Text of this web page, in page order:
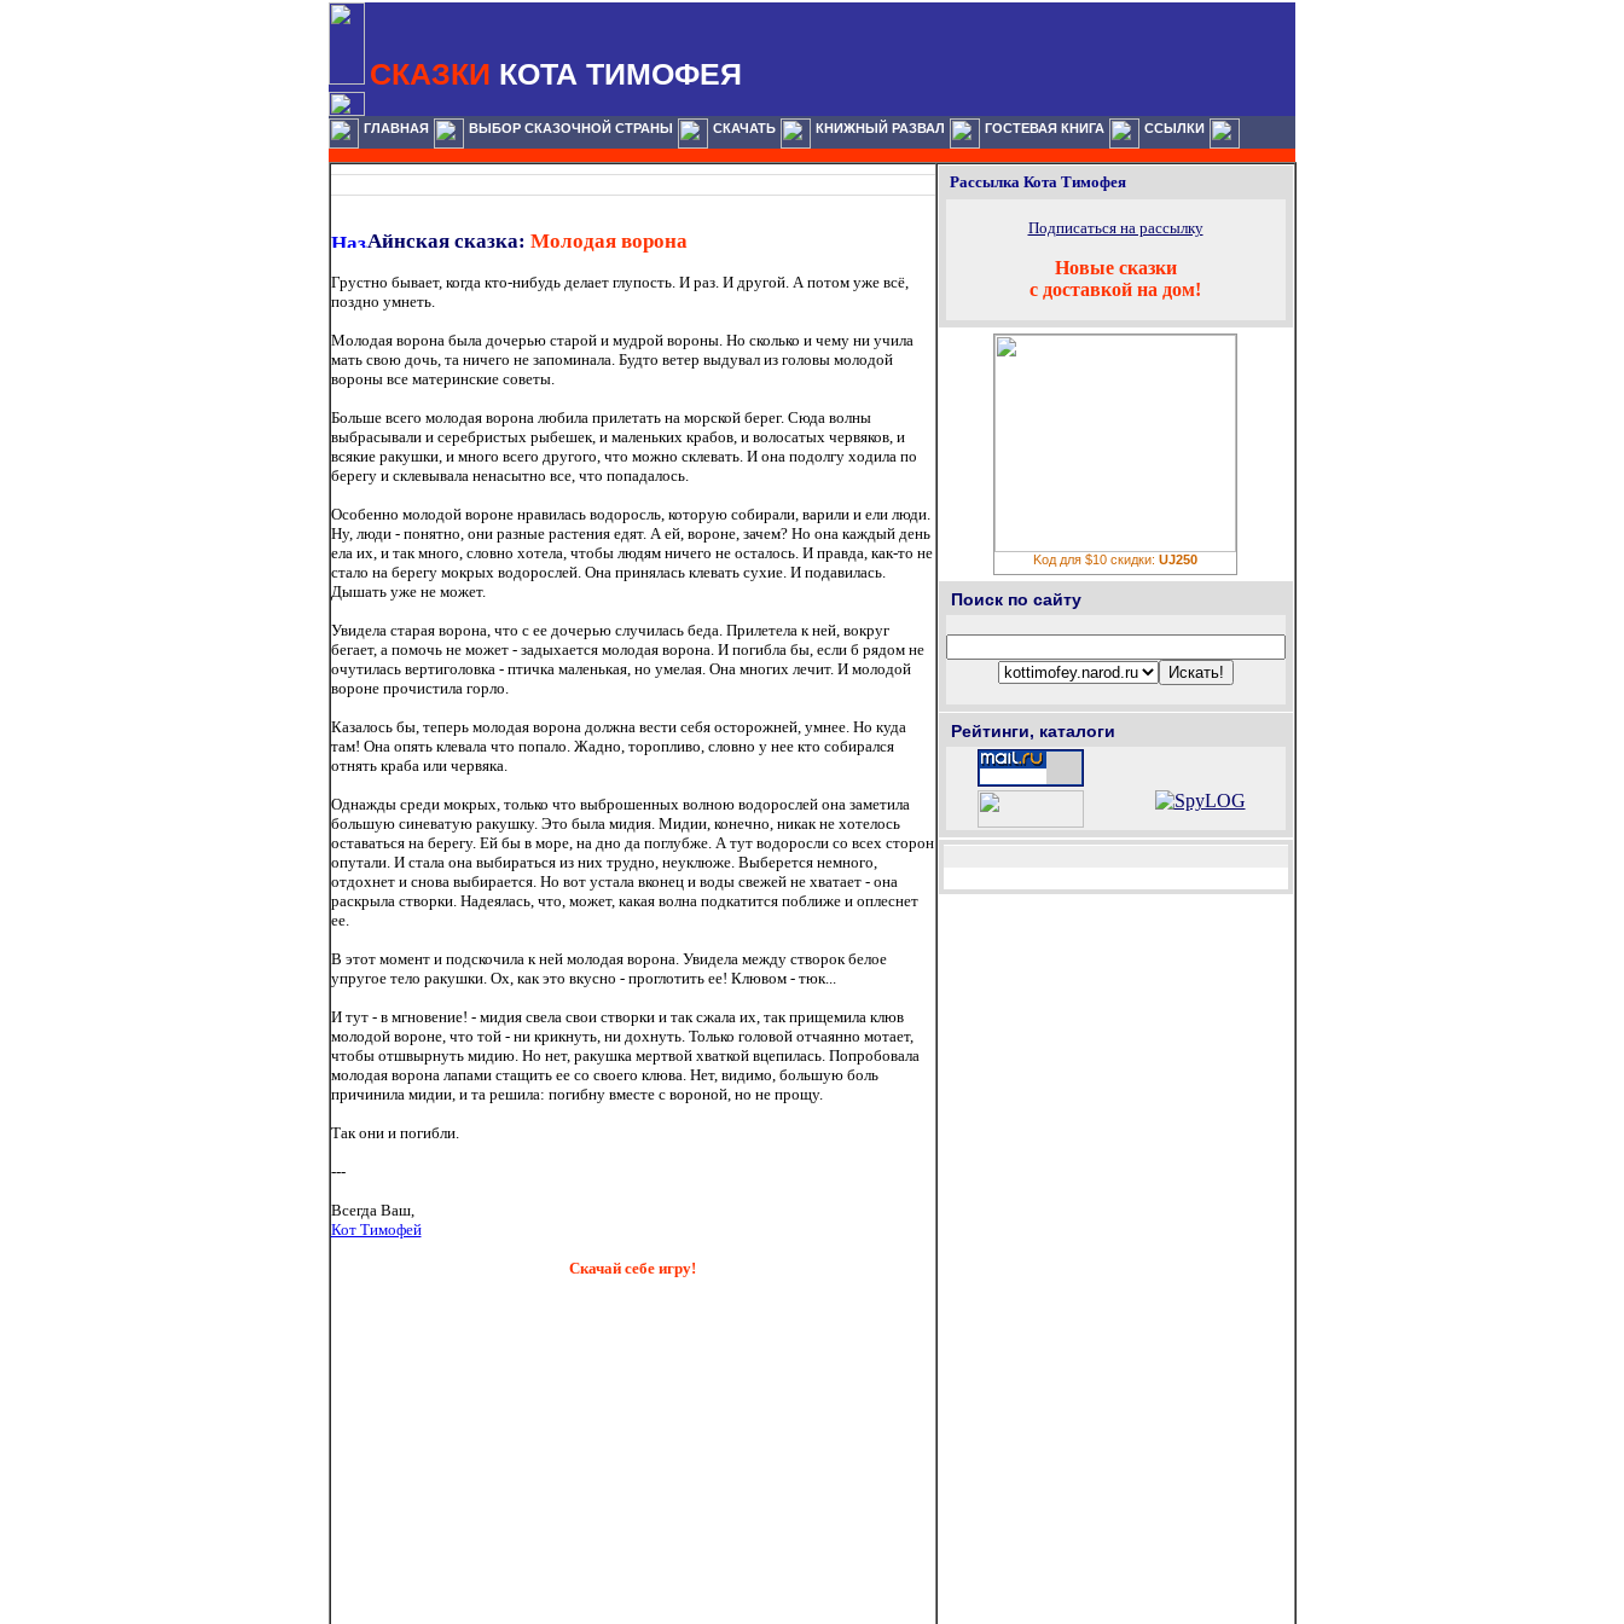
СКАЗКИ КОТА ТИМОФЕЯ
ГЛАВНАЯ ВЫБОР СКАЗОЧНОЙ СТРАНЫ СКАЧАТЬ КНИЖНЫЙ РАЗВАЛ ГОСТЕВАЯ КНИГА ССЫЛКИ
Айнская сказка: Молодая ворона
Грустно бывает, когда кто-нибудь делает глупость. И раз. И другой. А потом уже всё,
поздно умнеть.
Молодая ворона была дочерью старой и мудрой вороны. Но сколько и чему ни учила
мать свою дочь, та ничего не запоминала. Будто ветер выдувал из головы молодой
вороны все материнские советы.
Больше всего молодая ворона любила прилетать на морской берег. Сюда волны
выбрасывали и серебристых рыбешек, и маленьких крабов, и волосатых червяков, и
всякие ракушки, и много всего другого, что можно склевать. И она подолгу ходила по
берегу и склевывала ненасытно все, что попадалось.
Особенно молодой вороне нравилась водоросль, которую собирали, варили и ели люди.
Ну, люди - понятно, они разные растения едят. А ей, вороне, зачем? Но она каждый день
ела их, и так много, словно хотела, чтобы людям ничего не осталось. И правда, как-то не
стало на берегу мокрых водорослей. Она принялась клевать сухие. И подавилась.
Дышать уже не может.
Увидела старая ворона, что с ее дочерью случилась беда. Прилетела к ней, вокруг
бегает, а помочь не может - задыхается молодая ворона. И погибла бы, если б рядом не
очутилась вертиголовка - птичка маленькая, но умелая. Она многих лечит. И молодой
вороне прочистила горло.
Казалось бы, теперь молодая ворона должна вести себя осторожней, умнее. Но куда
там! Она опять клевала что попало. Жадно, торопливо, словно у нее кто собирался
отнять краба или червяка.
Однажды среди мокрых, только что выброшенных волною водорослей она заметила
большую синеватую ракушку. Это была мидия. Мидии, конечно, никак не хотелось
оставаться на берегу. Ей бы в море, на дно да поглубже. А тут водоросли со всех сторон
опутали. И стала она выбираться из них трудно, неуклюже. Выберется немного,
отдохнет и снова выбирается. Но вот устала вконец и воды свежей не хватает - она
раскрыла створки. Надеялась, что, может, какая волна подкатится поближе и оплеснет
ее.
В этот момент и подскочила к ней молодая ворона. Увидела между створок белое
упругое тело ракушки. Ох, как это вкусно - проглотить ее! Клювом - тюк...
И тут - в мгновение! - мидия свела свои створки и так сжала их, так прищемила клюв
молодой вороне, что той - ни крикнуть, ни дохнуть. Только головой отчаянно мотает,
чтобы отшвырнуть мидию. Но нет, ракушка мертвой хваткой вцепилась. Попробовала
молодая ворона лапами стащить ее со своего клюва. Нет, видимо, большую боль
причинила мидии, и та решила: погибну вместе с вороной, но не прощу.
Так они и погибли.
---
Всегда Ваш,
Кот Тимофей
Скачай себе игру!
Рассылка Кота Тимофея
Подписаться на рассылку
Новые сказки
с доставкой на дом!
Kод для $10 скидки: UJ250
Поиск по сайту
Рейтинги, каталоги